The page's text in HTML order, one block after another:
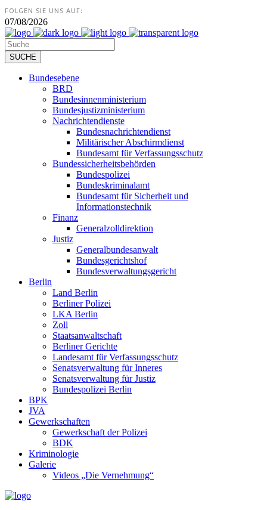
FOLGEN SIE UNS AUF:
07/08/2026
Bundesebene
BRD
Bundesinnenministerium
Bundesjustizministerium
Nachrichtendienste
Bundesnachrichtendienst
Militärischer Abschirmdienst
Bundesamt für Verfassungsschutz
Bundessicherheitsbehörden
Bundespolizei
Bundeskriminalamt
Bundesamt für Sicherheit und
Informationstechnik
Finanz
Generalzolldirektion
Justiz
Generalbundesanwalt
Bundesgerichtshof
Bundesverwaltungsgericht
Berlin
Land Berlin
Berliner Polizei
LKA Berlin
Zoll
Staatsanwaltschaft
Berliner Gerichte
Landesamt für Verfassungsschutz
Senatsverwaltung für Inneres
Senatsverwaltung für Justiz
Bundespolizei Berlin
BPK
JVA
Gewerkschaften
Gewerkschaft der Polizei
BDK
Kriminologie
Galerie
Videos „Die Vernehmung“